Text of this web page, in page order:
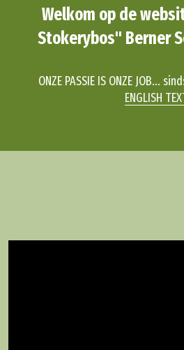
Welkom op de
Stokerybos" Berner
ONZE PASSIE IS ONZE JOB...
ENGLISH